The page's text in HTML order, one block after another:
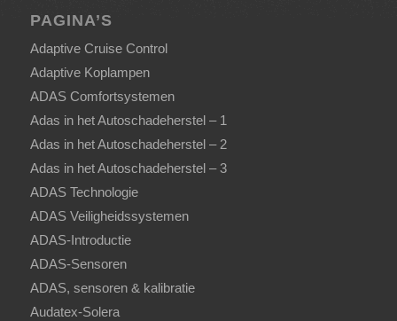
PAGINA’S
Adaptive Cruise Control
Adaptive Koplampen
ADAS Comfortsystemen
Adas in het Autoschadeherstel – 1
Adas in het Autoschadeherstel – 2
Adas in het Autoschadeherstel – 3
ADAS Technologie
ADAS Veiligheidssystemen
ADAS-Introductie
ADAS-Sensoren
ADAS, sensoren & kalibratie
Audatex-Solera